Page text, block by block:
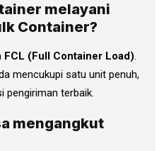
melayani
Container?
FCL (Full Container Load).
mencukupi satu unit penuh,
pengiriman terbaik.
mengangkut